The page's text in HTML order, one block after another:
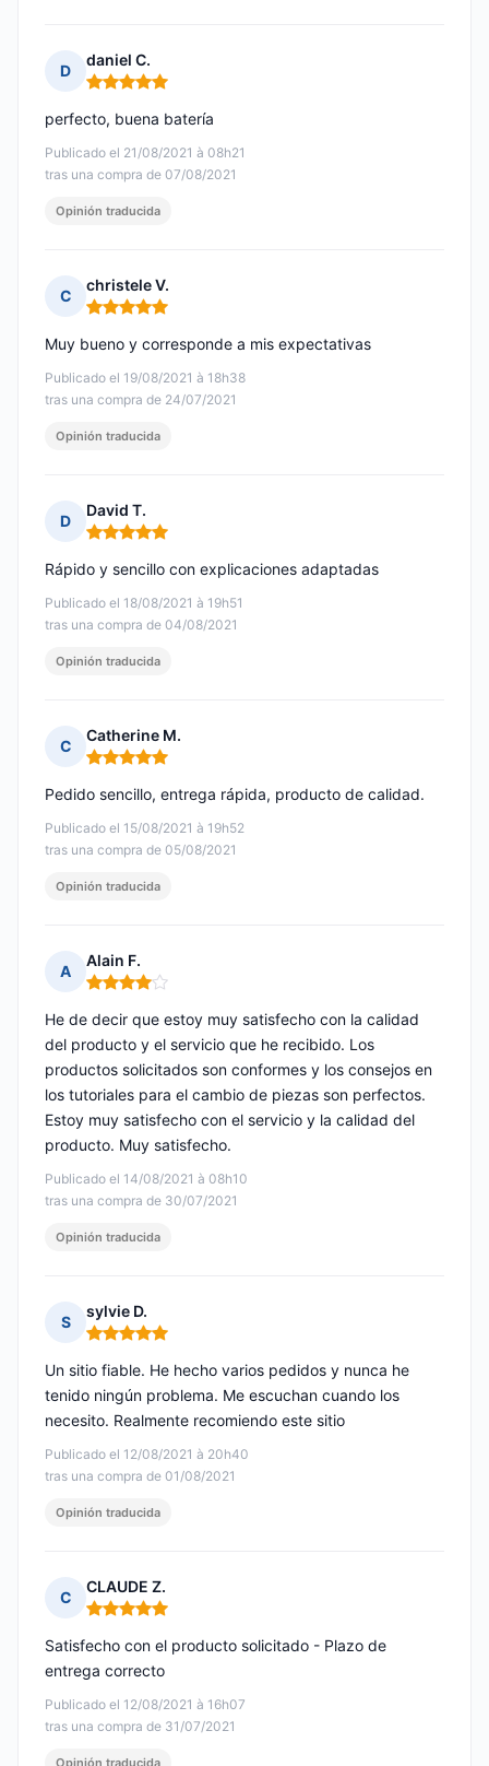
D
daniel C.
Nota: 5 de 5
Publicado el 21/08/2021 à 08h21
tras una compra de 07/08/2021
perfecto, buena batería
Opinión traducida
C
christele V.
Nota: 5 de 5
Publicado el 19/08/2021 à 18h38
tras una compra de 24/07/2021
Muy bueno y corresponde a mis expectativas
Opinión traducida
D
David T.
Nota: 5 de 5
Publicado el 18/08/2021 à 19h51
tras una compra de 04/08/2021
Rápido y sencillo con explicaciones adaptadas
Opinión traducida
C
Catherine M.
Nota: 5 de 5
Publicado el 15/08/2021 à 19h52
tras una compra de 05/08/2021
Pedido sencillo, entrega rápida, producto de calidad.
Opinión traducida
A
Alain F.
Nota: 4 de 5
Publicado el 14/08/2021 à 08h10
tras una compra de 30/07/2021
He de decir que estoy muy satisfecho con la calidad
del producto y el servicio que he recibido. Los
productos solicitados son conformes y los consejos en
los tutoriales para el cambio de piezas son perfectos.
Estoy muy satisfecho con el servicio y la calidad del
producto. Muy satisfecho.
Opinión traducida
S
sylvie D.
Nota: 5 de 5
Publicado el 12/08/2021 à 20h40
tras una compra de 01/08/2021
Un sitio fiable. He hecho varios pedidos y nunca he
tenido ningún problema. Me escuchan cuando los
necesito. Realmente recomiendo este sitio
Opinión traducida
C
CLAUDE Z.
Nota: 5 de 5
Publicado el 12/08/2021 à 16h07
tras una compra de 31/07/2021
Satisfecho con el producto solicitado - Plazo de
entrega correcto
Opinión traducida